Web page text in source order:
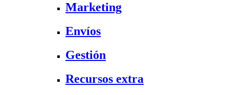
Marketing
Envíos
Gestión
Recursos extra